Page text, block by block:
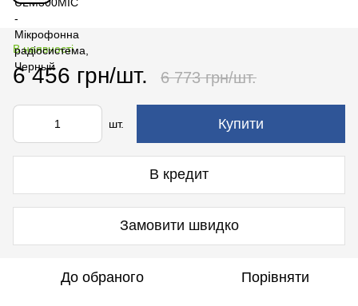
В наявності
6 456 грн/шт. 6 773 грн/шт.
шт. Купити
В кредит
Замовити швидко
До обраного Порівняти